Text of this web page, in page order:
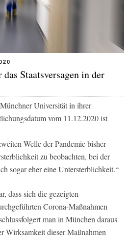
Staatsversagen in der
Universität in ihrer
vom 11.12.2020 ist
Welle der Pandemie bisher
zu beobachten, bei der
sogar eher eine Untersterblichkeit.“
dass sich die gezeigten
Corona-Maßnahmen
man in München daraus
Wirksamkeit dieser Maßnahmen